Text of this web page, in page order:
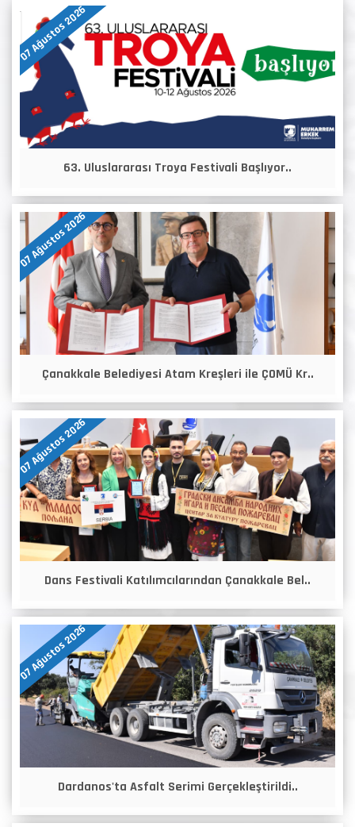
07 Ağustos 2026
63. Uluslararası Troya Festivali Başlıyor..
07 Ağustos 2026
Çanakkale Belediyesi Atam Kreşleri ile ÇOMÜ Kr..
07 Ağustos 2026
Dans Festivali Katılımcılarından Çanakkale Bel..
07 Ağustos 2026
Dardanos'ta Asfalt Serimi Gerçekleştirildi..